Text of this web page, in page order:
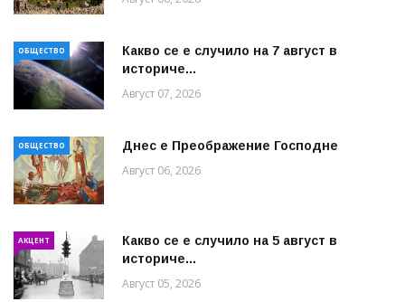
ОБЩЕСТВО
Какво се е случило на 7 август в
историче...
Август 07, 2026
ОБЩЕСТВО Днес е Преображение Господне
Август 06, 2026
АКЦЕНТ
Какво се е случило на 5 август в
историче...
Август 05, 2026